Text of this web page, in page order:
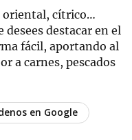
oriental, cítrico…
desees destacar en el
fácil, aportando al
a carnes, pescados
en Google